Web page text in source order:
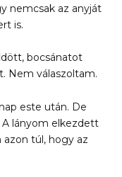
nemcsak az anyját
is.
bocsánatot
Nem válaszoltam.
este után. De
lányom elkezdett
azon túl, hogy az